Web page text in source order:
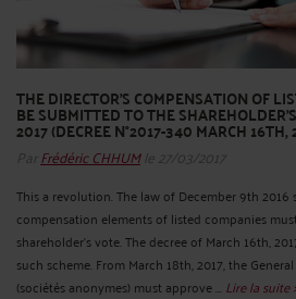
THE DIRECTOR’S COMPENSATION OF
BE SUBMITTED TO THE
2017 (DECREE N°2017-340 MARCH 16TH,
Par Frédéric CHHUMle 27/03/2017
This a revolution. The law of December 9th
compensation elements of listed companies
shareholder’s vote. The decree of March 16th,
such scheme. From March 18th, 2017, the
(sociétés anonymes) must approve ... Lire la suite >